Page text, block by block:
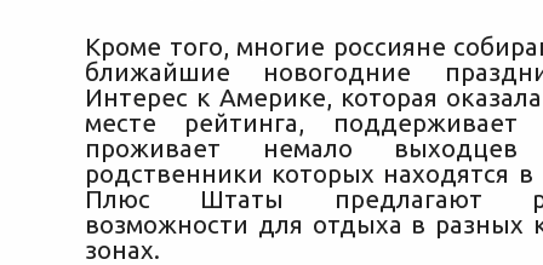
Кроме того, многие россияне
ближайшие новогодние
Интерес к Америке, которая
месте рейтинга,
проживает немало
родственники которых находятся
Плюс Штаты предлагают
возможности для отдыха в разных
зонах.